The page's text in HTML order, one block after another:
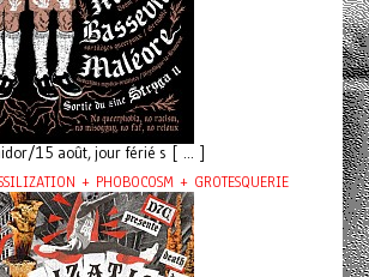
15 août, jour férié s [ ... ]
+ PHOBOCOSM + GROTESQUERIE